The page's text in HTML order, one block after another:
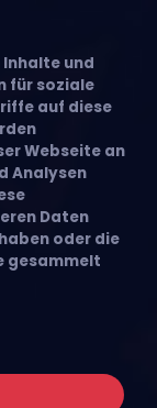
und
für soziale
auf diese
Webseite an
Analysen
Daten
oder die
gesammelt